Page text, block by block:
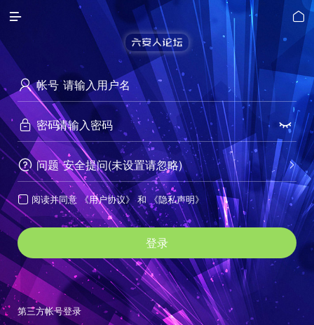
 
 帐号
 密码 
 问题 
安全提问(未设置请忽略)
 阅读并同意 《用户协议》 和 《隐私声明》
登录
第三方帐号登录